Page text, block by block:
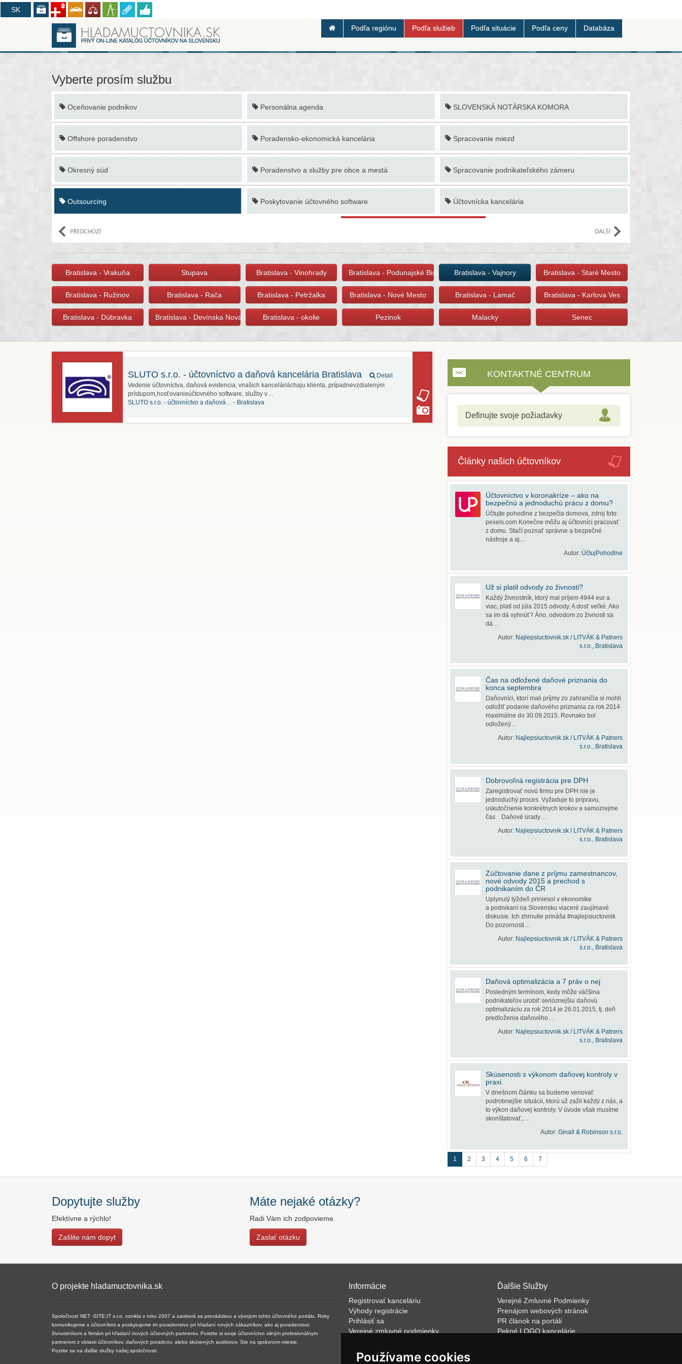
Používame cookies
SK
CZ
Podľa regiónu Podľa služieb Podľa situácie Podľa ceny Databáza
Vyberte prosím službu
Oceňovanie podnikov
Offshore poradenstvo
Okresný súd
Outsourcing
Personálna agenda
Poradensko-ekonomická kancelária
Poradenstvo a služby pre obce a mestá
Poskytovanie účtovného software
SLOVENSKÁ NOTÁRSKA KOMORA
Spracovanie miezd
Spracovanie podnikateľského zámeru
Účtovnícka kancelária
Bratislava - Vrakuňa Stupava Bratislava - Vinohrady Bratislava - Podunajské BiskupiceBratislava - Vajnory Bratislava - Staré Mesto
Bratislava - Ružinov Bratislava - Rača Bratislava - Petržalka Bratislava - Nové Mesto Bratislava - Lamač Bratislava - Karlova Ves
Bratislava - Dúbravka Bratislava - Devínska Nová Ves Bratislava - okolie Pezinok Malacky Senec
SLUTO s.r.o. - účtovníctvo a daňová kancelária Bratislava
Detail
Vedenie účtovníctva, daňová evidencia, vnašich kanceláriáchaju klienta, prípadnevzdialeným
prístupom,hosťovanieúčtovného software, služby v…
SLUTO s.r.o. - účtovníctvo a daňová… - Bratislava
KONTAKTNÉ CENTRUM
Definujte svoje požiadavky
Články našich účtovníkov
Účtovníctvo v koronakríze – ako na
bezpečnú a jednoduchú prácu z domu?
Účtujte pohodlne z bezpečia domova, zdroj foto:
pexels.com Konečne môžu aj účtovníci pracovať
z domu. Stačí poznať správne a bezpečné
nástroje a aj…
Autor: ÚčtujPohodlne
Už si platil odvody zo živnosti?
Každý živnostník, ktorý mal príjem 4944 eur a
viac, platí od júla 2015 odvody. A dosť veľké. Ako
sa im dá vyhnúť? Áno, odvodom zo živnosti sa
dá…
Autor: Najlepsiuctovnik.sk / LITVÁK & Patners
s.r.o., Bratislava
Čas na odložené daňové priznania do
konca septembra
Daňovníci, ktorí mali príjmy zo zahraničia si mohli
odložiť podanie daňového priznania za rok 2014
maximálne do 30.09.2015. Rovnako bol
odložený…
Autor: Najlepsiuctovnik.sk / LITVÁK & Patners
s.r.o., Bratislava
Dobrovoľná registrácia pre DPH
Zaregistrovať novú firmu pre DPH nie je
jednoduchý proces. Vyžaduje to prípravu,
uskutočnenie konkrétnych krokov a samozrejme
čas. Daňové úrady…
Autor: Najlepsiuctovnik.sk / LITVÁK & Patners
s.r.o., Bratislava
Zúčtovanie dane z príjmu zamestnancov,
nové odvody 2015 a prechod s
podnikaním do ČR
Uplynulý týždeň priniesol v ekonomike
a podnikaní na Slovensku viaceré zaujímavé
diskusie. Ich zhrnutie prináša #najlepsiuctovnik
Do pozornosti…
Autor: Najlepsiuctovnik.sk / LITVÁK & Patners
s.r.o., Bratislava
Daňová optimalizácia a 7 práv o nej
Posledným termínom, kedy môže väčšina
podnikateľov urobiť serióznejšiu daňovú
optimalizáciu za rok 2014 je 26.01.2015, tj. deň
predloženia daňového…
Autor: Najlepsiuctovnik.sk / LITVÁK & Patners
s.r.o., Bratislava
Skúsenosti s výkonom daňovej kontroly v
praxi.
V dnešnom článku sa budeme venovať
podrobnejšie situácii, ktorú už zažil každý z nás, a
to výkon daňovej kontroly. V úvode však musíme
skonštatovať,…
Autor: Ginall & Robinson s.r.o.
1 2 3 4 5 6 7
Dopytujte služby
Efektívne a rýchlo!
Zašlite nám dopyt
Máte nejaké otázky?
Radi Vám ich zodpovieme.
Zaslať otázku
O projekte hladamuctovnika.sk
Spoločnosť NET -SITE:IT s.r.o. vznikla v roku 2007 a ​​zaoberá sa prevádzkou a vývojom tohto účtovného portálu. Roky
komunikujeme s účtovníkmi a poskytujeme im poradenstvo pri hľadaní nových zákazníkov, ako aj poradenstvo
živnostníkom a firmám pri hľadaní nových účtovných partnerov. Poistite si svoje účtovníctvo silným profesionálnym
partnerom z oblasti účtovníkov, daňových poradcov, alebo skúsených auditorov. Ste na správnom mieste.
Pozrite sa na ďalšie služby našej spoločnosti.
Informácie
Registrovať kanceláriu
Výhody registrácie
Prihlásiť sa
Verejné zmluvné podmienky
VOP
FAQ
Ďalšie Služby
Verejné Zmluvné Podmienky
Prenájom webových stránok
PR článok na portáli
Pekné LOGO kancelárie